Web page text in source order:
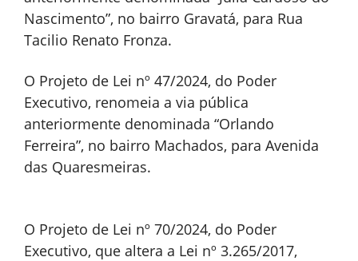
Nascimento”, no bairro Gravatá, para Rua
Tacilio Renato Fronza.
O Projeto de Lei nº 47/2024, do Poder
Executivo, renomeia a via pública
anteriormente denominada “Orlando
Ferreira”, no bairro Machados, para Avenida
das Quaresmeiras.
O Projeto de Lei nº 70/2024, do Poder
Executivo, que altera a Lei nº 3.265/2017,